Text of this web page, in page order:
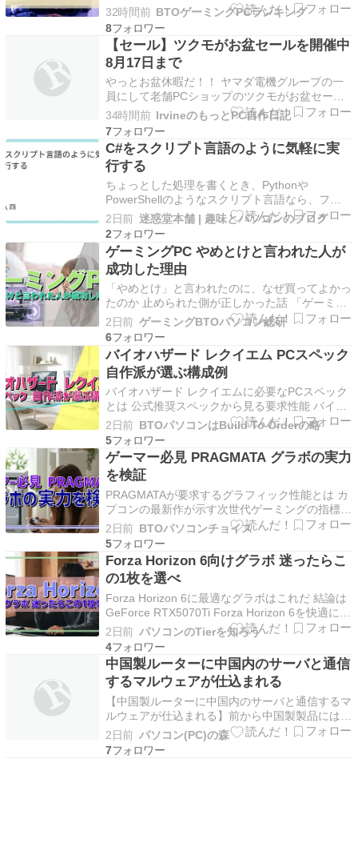
Horizon 6の公式推奨スペックを見て「これなら
大丈夫」と安心してしまう方もいるのではないで
しょうか。 実際には公式が示す推奨環境は最低
限快適に動作する基準であり、高…
32時間前 BTOゲーミングPCランキング
8
【セール】ツクモがお盆セールを開催中
8月17日まで
やっとお盆休暇だ！！ ヤマダ電機グループの一
員にして老舗PCショップのツクモがお盆セール
を開催中。 PC、ゲーミンググッズ、マザボ、
SSD、周辺機器などがお得に買える。8月17日ま
で。 PCパーツがそろい毎週末セールを開 […]
The post 【セール】ツクモがお盆セールを開…
34時間前 IrvineのもっとPC自作日記
7
C#をスクリプト言語のように気軽に実
行する
ちょっとした処理を書くとき、Pythonや
PowerShellのようなスクリプト言語なら、ファ
イルを書いてそのまま実行できます。 C#でもト
ップレベルステートメントが使えるようになり、
以前よりかなり少ない記述でコンソール […]
2日前 迷惑堂本舗 | 趣味とパソコンのブログ
2
ゲーミングPC やめとけと言われた人が
成功した理由
「やめとけ」と言われたのに、なぜ買ってよかっ
たのか 止められた側が正しかった話 「ゲーミン
グPCなんてやめとけ」と言われた経験がある方
もいるのではないでしょうか。 家族に反対さ
れ、友人に笑われ、それでも購入に踏み切った人
たちが、結果として「買ってよかった」と口をそ
ろえる理由が実は…
2日前 ゲーミングBTOパソコン総研
6
バイオハザード レクイエム PCスペック
自作派が選ぶ構成例
バイオハザード レクイエムに必要なPCスペック
とは 公式推奨スペックから見る要求性能 バイオ
ハザード レクイエムは最新のREエンジンを採用
したサバイバルホラーゲームで、グラフィック品
質が大幅に向上しています。 公式が発表してい
る推奨スペックを満たすだけでは、快適なゲーム
プレイは難…
2日前 BTOパソコンはBuild To Orderの略
5
ゲーマー必見 PRAGMATA グラボの実力
を検証
PRAGMATAが要求するグラフィック性能とは カ
プコンの最新作が示す次世代ゲーミングの指標
PRAGMATAはカプコンが開発する次世代アクシ
ョンアドベンチャーゲームで、RE ENGINEの最
新バージョンを採用した圧倒的なビジュアル表現
が特徴となっています。 月面を舞台にした独
特…
2日前 BTOパソコンチョイス
5
Forza Horizon 6向けグラボ 迷ったらこ
の1枚を選べ
Forza Horizon 6に最適なグラボはこれだ 結論は
GeForce RTX5070Ti Forza Horizon 6を快適にプ
レイするなら、GeForce RTX5070Tiが最適解に
なります。 このグラボを選べば、4K解像度でも
平均90fps以上を維持でき、レイトレー…
2日前 パソコンのTierを知ろう
4
中国製ルーターに中国内のサーバと通信
するマルウェアが仕込まれる
【中国製ルーターに中国内のサーバと通信するマ
ルウェアが仕込まれる】前から中国製製品には情
報傍受用のマルウェアが仕込まれているという話
がありましたが、サイバーセキ
2日前 パソコン(PC)の森
7